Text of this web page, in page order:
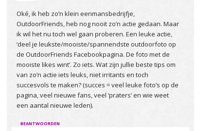
Oké, ik heb zo’n klein eenmansbedrijfje,
OutdoorFriends, heb nog nooit zo’n actie gedaan. Maar
ik wil het nu toch wel gaan proberen. Een leuke actie,
‘deel je leukste/mooiste/spannendste outdoorfoto op
de OutdoorFriends Facebookpagina. De foto met de
mooiste likes wint’. Zo iets. Wat zijn jullie beste tips om
van zo’n actie iets leuks, niet irritants en toch
succesvols te maken? (succes = veel leuke foto’s op de
pagina, veel nieuwe fans, veel ‘praters’ en wie weet
een aantal nieuwe leden).
BEANTWOORDEN